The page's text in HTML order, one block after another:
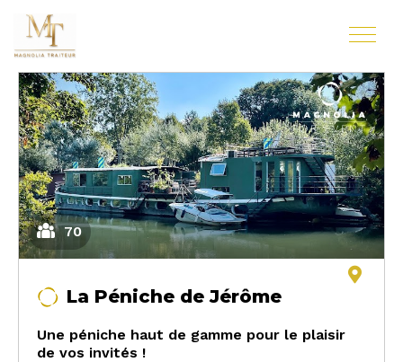
70
La Péniche de Jérôme
Une péniche haut de gamme pour le plaisir
de vos invités !